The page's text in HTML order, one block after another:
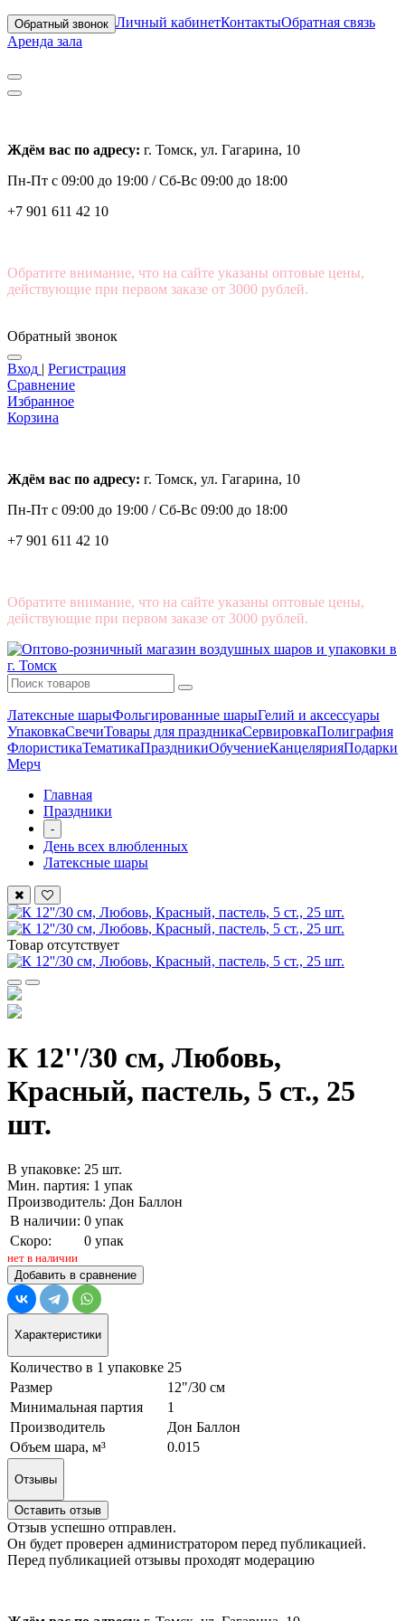
Обратный звонок Личный кабинетКонтактыОбратная связь
Аренда зала
Ждём вас по адресу: г. Томск, ул. Гагарина, 10
Пн-Пт с 09:00 до 19:00 /Сб-Вс 09:00 до 18:00
+7 901 611 42 10
Обратите внимание, что на сайте указаны оптовые цены,
действующие при первом заказе от 3000 рублей.
Обратный звонок
Вход | Регистрация
Сравнение
Избранное
Корзина
Ждём вас по адресу: г. Томск, ул. Гагарина, 10
Пн-Пт с 09:00 до 19:00 /Сб-Вс 09:00 до 18:00
+7 901 611 42 10
Обратите внимание, что на сайте указаны оптовые цены,
действующие при первом заказе от 3000 рублей.
Латексные шарыФольгированные шарыГелий и аксессуары
УпаковкаСвечиТовары для праздникаСервировкаПолиграфия
ФлористикаТематикаПраздникиОбучениеКанцелярияПодарки
Мерч
Главная
Праздники
-
День всех влюбленных
Латексные шары
Товар отсутствует
К 12''/30 см, Любовь,
Красный, пастель, 5 ст., 25
шт.
В упаковке: 25 шт.
Мин. партия: 1 упак
Производитель: Дон Баллон
В наличии: 0 упак
Скоро:
0 упак
нет в наличии
Добавить в сравнение
Характеристики
Количество в 1 упаковке 25
Размер
12"/30 см
Минимальная партия
1
Производитель
Дон Баллон
Объем шара, м³
0.015
Отзывы
Оставить отзыв
Отзыв успешно отправлен.
Он будет проверен администратором перед публикацией.
Перед публикацией отзывы проходят модерацию